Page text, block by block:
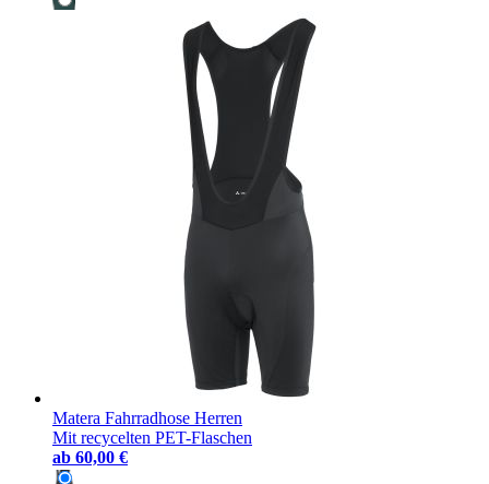
Matera Fahrradhose Herren
Mit recycelten PET-Flaschen
ab 60,00 €